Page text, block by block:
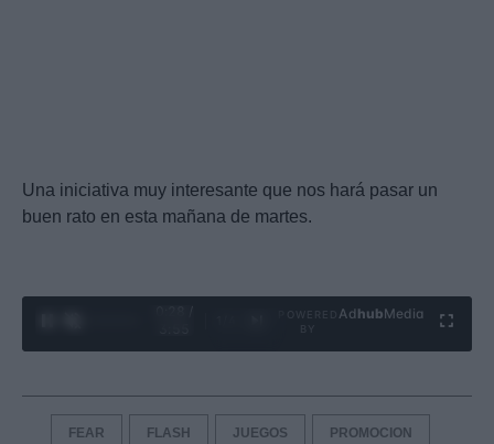
Una iniciativa muy interesante que nos hará pasar un
buen rato en esta mañana de martes.
Ad hubMedia
FEAR FLASH JUEGOS PROMOCION